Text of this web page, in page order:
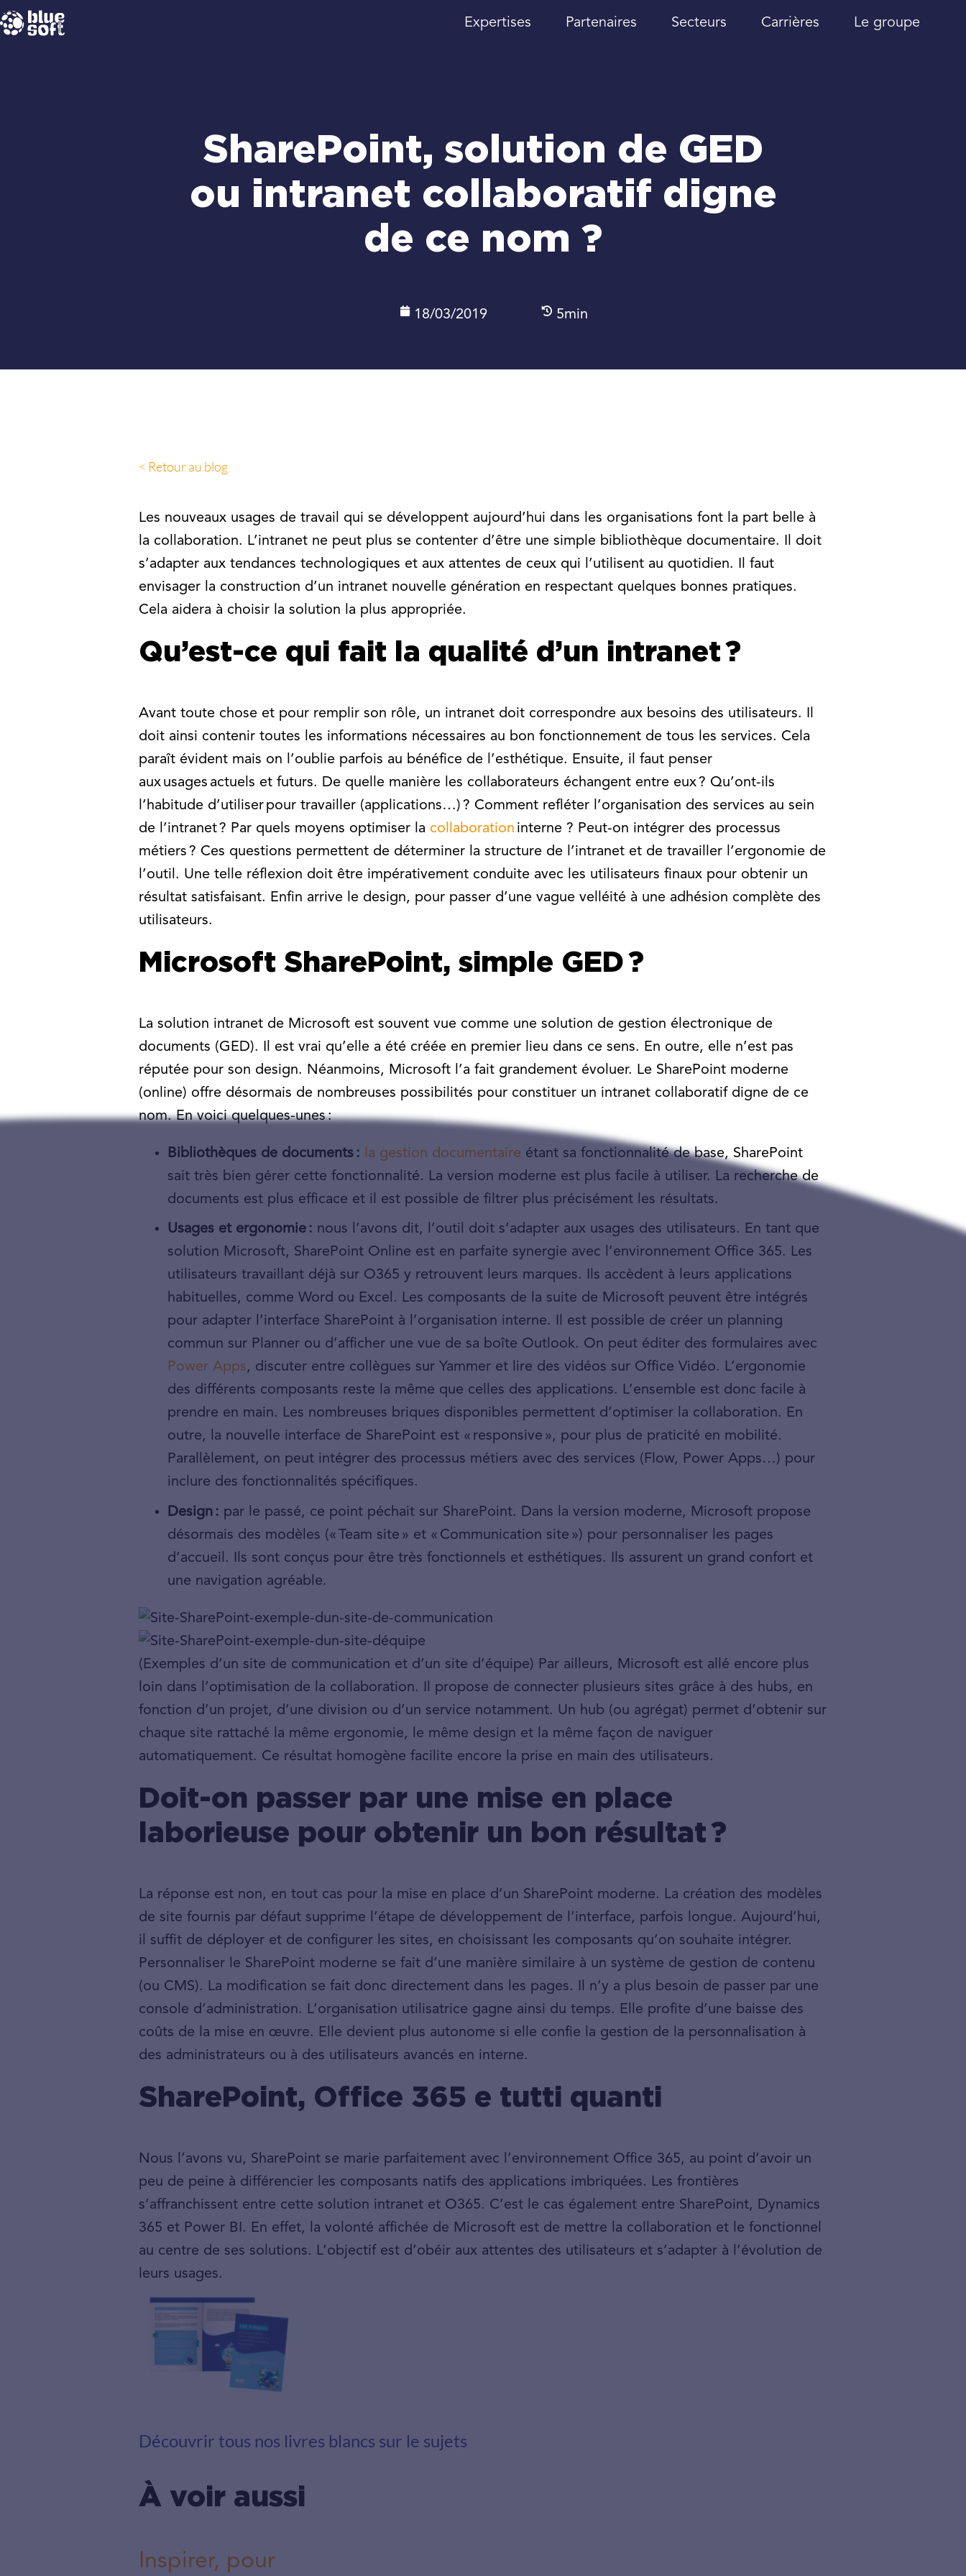
Passer
au
Expertises Partenaires Secteurs Carrières Le groupe
SharePoint, solution de GED
ou intranet collaboratif digne
de ce nom ?
18/03/2019 5min
< Retour au blog
Les nouveaux usages de travail qui se développent aujourd’hui dans les organisations font la part belle à
la collaboration. L’intranet ne peut plus se contenter d’être une simple bibliothèque documentaire. Il doit
s’adapter aux tendances technologiques et aux attentes de ceux qui l’utilisent au quotidien. Il faut
envisager la construction d’un intranet nouvelle génération en respectant quelques bonnes pratiques.
Cela aidera à choisir la solution la plus appropriée.
Qu’est-ce qui fait la qualité d’un intranet ?
Avant toute chose et pour remplir son rôle, un intranet doit correspondre aux besoins des utilisateurs. Il
doit ainsi contenir toutes les informations nécessaires au bon fonctionnement de tous les services. Cela
paraît évident mais on l’oublie parfois au bénéfice de l’esthétique. Ensuite, il faut penser
aux usages actuels et futurs. De quelle manière les collaborateurs échangent entre eux ? Qu’ont-ils
l’habitude d’utiliser pour travailler (applications…) ? Comment refléter l’organisation des services au sein
de l’intranet ? Par quels moyens optimiser la collaboration interne ? Peut-on intégrer des processus
métiers ? Ces questions permettent de déterminer la structure de l’intranet et de travailler l’ergonomie de
l’outil. Une telle réflexion doit être impérativement conduite avec les utilisateurs finaux pour obtenir un
résultat satisfaisant. Enfin arrive le design, pour passer d’une vague velléité à une adhésion complète des
utilisateurs.
Microsoft SharePoint, simple GED ?
La solution intranet de Microsoft est souvent vue comme une solution de gestion électronique de
documents (GED). Il est vrai qu’elle a été créée en premier lieu dans ce sens. En outre, elle n’est pas
réputée pour son design. Néanmoins, Microsoft l’a fait grandement évoluer. Le SharePoint moderne
(online) offre désormais de nombreuses possibilités pour constituer un intranet collaboratif digne de ce
nom. En voici quelques-unes :
Bibliothèques de documents : la gestion documentaire étant sa fonctionnalité de base, SharePoint
sait très bien gérer cette fonctionnalité. La version moderne est plus facile à utiliser. La recherche de
documents est plus efficace et il est possible de filtrer plus précisément les résultats.
Usages et ergonomie : nous l’avons dit, l’outil doit s’adapter aux usages des utilisateurs. En tant que
solution Microsoft, SharePoint Online est en parfaite synergie avec l’environnement Office 365. Les
utilisateurs travaillant déjà sur O365 y retrouvent leurs marques. Ils accèdent à leurs applications
habituelles, comme Word ou Excel. Les composants de la suite de Microsoft peuvent être intégrés
pour adapter l’interface SharePoint à l’organisation interne. Il est possible de créer un planning
commun sur Planner ou d’afficher une vue de sa boîte Outlook. On peut éditer des formulaires avec
Power Apps, discuter entre collègues sur Yammer et lire des vidéos sur Office Vidéo. L’ergonomie
des différents composants reste la même que celles des applications. L’ensemble est donc facile à
prendre en main. Les nombreuses briques disponibles permettent d’optimiser la collaboration. En
outre, la nouvelle interface de SharePoint est « responsive », pour plus de praticité en mobilité.
Parallèlement, on peut intégrer des processus métiers avec des services (Flow, Power Apps…) pour
inclure des fonctionnalités spécifiques.
Design : par le passé, ce point péchait sur SharePoint. Dans la version moderne, Microsoft propose
désormais des modèles (« Team site » et « Communication site ») pour personnaliser les pages
d’accueil. Ils sont conçus pour être très fonctionnels et esthétiques. Ils assurent un grand confort et
une navigation agréable.
(Exemples d’un site de communication et d’un site d’équipe) Par ailleurs, Microsoft est allé encore plus
loin dans l’optimisation de la collaboration. Il propose de connecter plusieurs sites grâce à des hubs, en
fonction d’un projet, d’une division ou d’un service notamment. Un hub (ou agrégat) permet d’obtenir sur
chaque site rattaché la même ergonomie, le même design et la même façon de naviguer
automatiquement. Ce résultat homogène facilite encore la prise en main des utilisateurs.
Doit-on passer par une mise en place
laborieuse pour obtenir un bon résultat ?
La réponse est non, en tout cas pour la mise en place d’un SharePoint moderne. La création des modèles
de site fournis par défaut supprime l’étape de développement de l’interface, parfois longue. Aujourd’hui,
il suffit de déployer et de configurer les sites, en choisissant les composants qu’on souhaite intégrer.
Personnaliser le SharePoint moderne se fait d’une manière similaire à un système de gestion de contenu
(ou CMS). La modification se fait donc directement dans les pages. Il n’y a plus besoin de passer par une
console d’administration. L’organisation utilisatrice gagne ainsi du temps. Elle profite d’une baisse des
coûts de la mise en œuvre. Elle devient plus autonome si elle confie la gestion de la personnalisation à
des administrateurs ou à des utilisateurs avancés en interne.
SharePoint, Office 365 e tutti quanti
Nous l’avons vu, SharePoint se marie parfaitement avec l’environnement Office 365, au point d’avoir un
peu de peine à différencier les composants natifs des applications imbriquées. Les frontières
s’affranchissent entre cette solution intranet et O365. C’est le cas également entre SharePoint, Dynamics
365 et Power BI. En effet, la volonté affichée de Microsoft est de mettre la collaboration et le fonctionnel
au centre de ses solutions. L’objectif est d’obéir aux attentes des utilisateurs et s’adapter à l’évolution de
leurs usages.
Découvrir tous nos livres blancs sur le sujets
À voir aussi
Inspirer, pour